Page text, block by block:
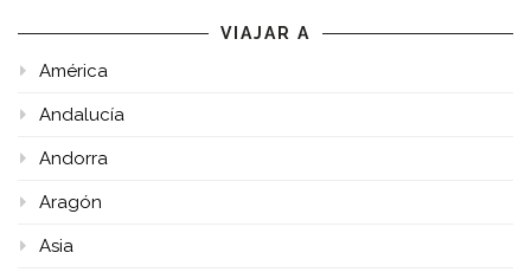
VIAJAR A
América
Andalucía
Andorra
Aragón
Asia